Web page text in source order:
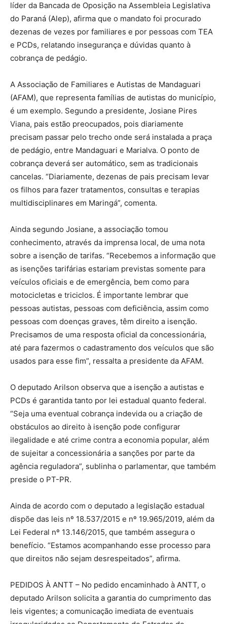
líder da Bancada de Oposição na Assembleia Legislativa
do Paraná (Alep), afirma que o mandato foi procurado
dezenas de vezes por familiares e por pessoas com TEA
e PCDs, relatando insegurança e dúvidas quanto à
cobrança de pedágio.
A Associação de Familiares e Autistas de Mandaguari
(AFAM), que representa famílias de autistas do município,
é um exemplo. Segundo a presidente, Josiane Pires
Viana, pais estão preocupados, pois diariamente
precisam passar pelo trecho onde será instalada a praça
de pedágio, entre Mandaguari e Marialva. O ponto de
cobrança deverá ser automático, sem as tradicionais
cancelas. “Diariamente, dezenas de pais precisam levar
os filhos para fazer tratamentos, consultas e terapias
multidisciplinares em Maringá”, comenta.
Ainda segundo Josiane, a associação tomou
conhecimento, através da imprensa local, de uma nota
sobre a isenção de tarifas. “Recebemos a informação que
as isenções tarifárias estariam previstas somente para
veículos oficiais e de emergência, bem como para
motocicletas e triciclos. É importante lembrar que
pessoas autistas, pessoas com deficiência, assim como
pessoas com doenças graves, têm direito a isenção.
Precisamos de uma resposta oficial da concessionária,
até para fazermos o cadastramento dos veículos que são
usados para esse fim”, ressalta a presidente da AFAM.
O deputado Arilson observa que a isenção a autistas e
PCDs é garantida tanto por lei estadual quanto federal.
“Seja uma eventual cobrança indevida ou a criação de
obstáculos ao direito à isenção pode configurar
ilegalidade e até crime contra a economia popular, além
de sujeitar a concessionária a sanções por parte da
agência reguladora”, sublinha o parlamentar, que também
preside o PT-PR.
Ainda de acordo com o deputado a legislação estadual
dispõe das leis nº 18.537/2015 e nº 19.965/2019, além da
Lei Federal nº 13.146/2015, que também assegura o
benefício. “Estamos acompanhando esse processo para
que direitos não sejam desrespeitados”, afirma.
PEDIDOS À ANTT – No pedido encaminhado à ANTT, o
deputado Arilson solicita a garantia do cumprimento das
leis vigentes; a comunicação imediata de eventuais